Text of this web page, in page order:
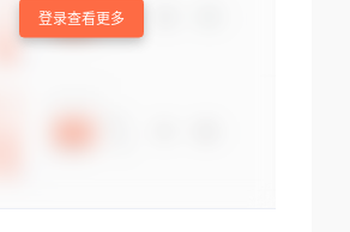
登录查看更多